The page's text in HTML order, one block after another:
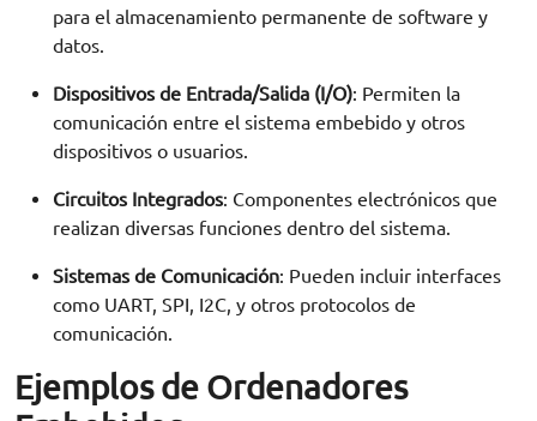
para el almacenamiento permanente de software y
datos.
Dispositivos de Entrada/Salida (I/O): Permiten la
comunicación entre el sistema embebido y otros
dispositivos o usuarios.
Circuitos Integrados: Componentes electrónicos que
realizan diversas funciones dentro del sistema.
Sistemas de Comunicación: Pueden incluir interfaces
como UART, SPI, I2C, y otros protocolos de
comunicación.
Ejemplos de Ordenadores